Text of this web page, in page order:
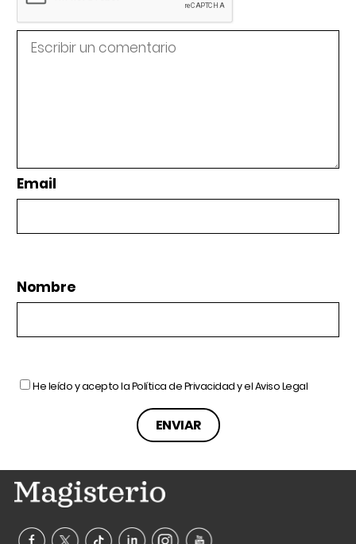
Email
Nombre
He leído y acepto laPolítica de Privacidady elAviso Legal